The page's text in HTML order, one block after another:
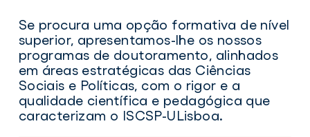
Se procura uma opção formativa de nível
superior, apresentamos-lhe os nossos
programas de doutoramento, alinhados
em áreas estratégicas das Ciências
Sociais e Políticas, com o rigor e a
qualidade científica e pedagógica que
caracterizam o ISCSP-ULisboa.